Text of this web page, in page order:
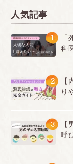
人気記事
1
科
2
り
3
呼